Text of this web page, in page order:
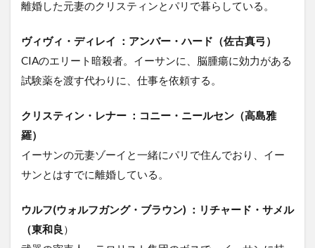
離婚した元妻のクリスティンとパリで暮らしている。
ヴィヴィ・ディレイ ：アンバー・ハード（佐古真弓）
CIAのエリート暗殺者。イーサンに、脳腫瘍に効力がある
試験薬を渡す代わりに、仕事を依頼する。
クリスティン・レナー ：コニー・ニールセン（高島雅
羅）
イーサンの元妻ゾーイと一緒にパリで住んでおり、イー
サンとはすでに離婚している。
ウルフ(ウォルフガング・ブラウン) ：リチャード・サメル
（東和良 ）